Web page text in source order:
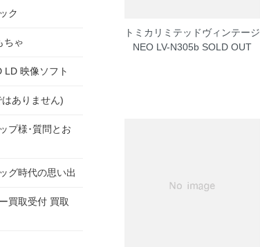
トミカリミテッドヴィンテージ
NEO LV-N305b SOLD OUT
ク
ちゃ
LD 映像ソフト
ありません)
プ様･質問とお
グ時代の思い出
買取受付 買取